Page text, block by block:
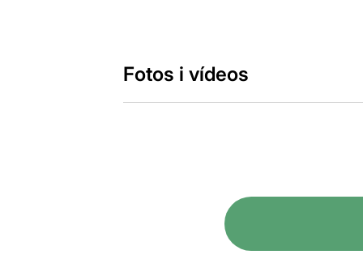
Fotos i vídeos